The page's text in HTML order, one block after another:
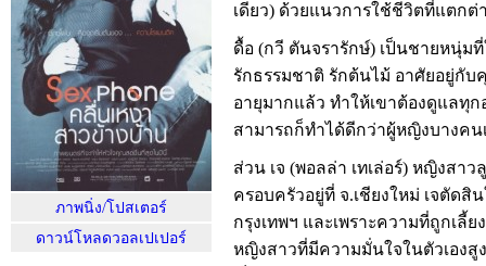
ภาพนิ่ง/โปสเตอร์
ดาวน์โหลดวอลเปเปอร์
เดียว) ด้วยแนวการใช้ชีวิตที่แตกต่
ดื้อ (กวี ตันจรารักษ์) เป็นชายหนุ่ม
รักธรรมชาติ รักต้นไม้ อาศัยอยู่กั
อายุมากแล้ว ทำให้เขาต้องดูแลทุก
สามารถก็ทำได้ดีกว่าผู้หญิงบางคน
ส่วน เจ (พอลล่า เทเล่อร์) หญิงสาว
ครอบครัวอยู่ที่ จ.เชียงใหม่ เจตัดสิ
กรุงเทพฯ และเพราะความที่ถูกเลี้ย
หญิงสาวที่มีความมั่นใจในตัวเองสู